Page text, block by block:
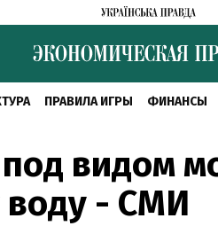
ПРАВИЛА ИГРЫ ФИНАНСЫ
видом
- СМИ